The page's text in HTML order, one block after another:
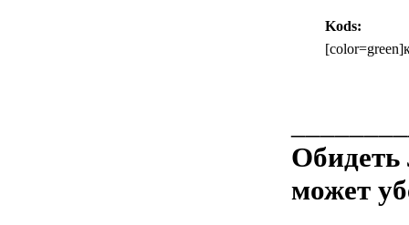
Kods:
может